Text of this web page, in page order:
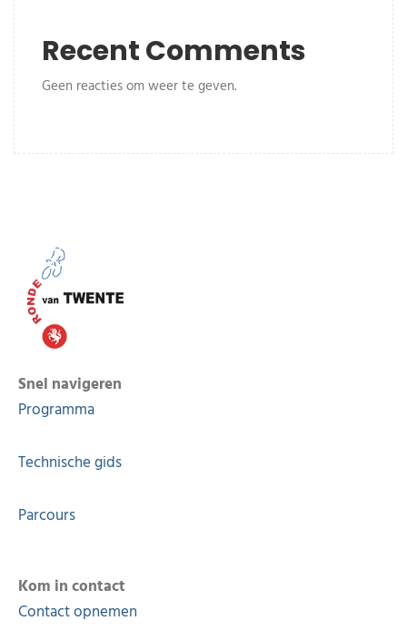
Recent Comments
Geen reacties om weer te geven.
Snel navigeren
Programma
Technische gids
Parcours
Kom in contact
Contact opnemen